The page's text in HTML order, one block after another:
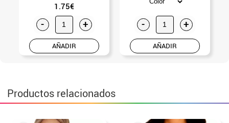
1.75€
- +
AÑADIR
- +
AÑADIR
Productos relacionados